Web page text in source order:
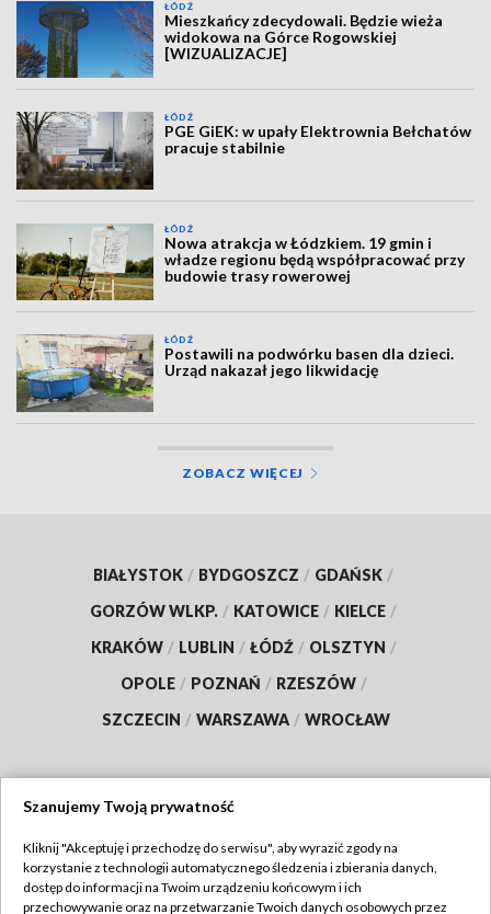
ŁÓDŹ
Mieszkańcy zdecydowali. Będzie wieża
widokowa na Górce Rogowskiej
[WIZUALIZACJE]
ŁÓDŹ
PGE GiEK: w upały Elektrownia Bełchatów
pracuje stabilnie
ŁÓDŹ
Nowa atrakcja w Łódzkiem. 19 gmin i
władze regionu będą współpracować przy
budowie trasy rowerowej
ŁÓDŹ
Postawili na podwórku basen dla dzieci.
Urząd nakazał jego likwidację
ZOBACZ WIĘCEJ
BIAŁYSTOK / BYDGOSZCZ / GDAŃSK /
GORZÓW WLKP. / KATOWICE / KIELCE /
KRAKÓW / LUBLIN / ŁÓDŹ / OLSZTYN /
OPOLE / POZNAŃ / RZESZÓW /
SZCZECIN / WARSZAWA / WROCŁAW
TVP
Abonament TVP
Szanujemy Twoją prywatność
Kliknij "Akceptuję i przechodzę do serwisu", aby wyrazić zgody na
korzystanie z technologii automatycznego śledzenia i zbierania danych,
dostęp do informacji na Twoim urządzeniu końcowym i ich
przechowywanie oraz na przetwarzanie Twoich danych osobowych przez